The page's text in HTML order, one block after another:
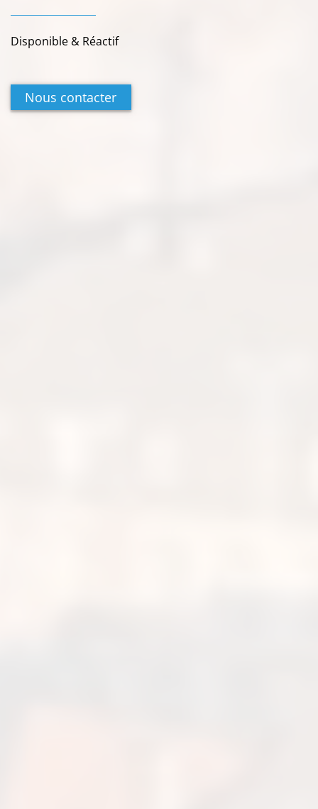
Disponible & Réactif
Nous contacter